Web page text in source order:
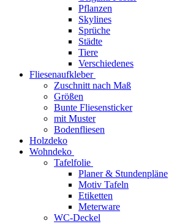
Pflanzen
Skylines
Sprüche
Städte
Tiere
Verschiedenes
Fliesenaufkleber
Zuschnitt nach Maß
Größen
Bunte Fliesensticker
mit Muster
Bodenfliesen
Holzdeko
Wohndeko
Tafelfolie
Planer & Stundenpläne
Motiv Tafeln
Etiketten
Meterware
WC-Deckel